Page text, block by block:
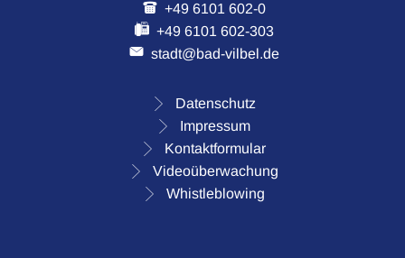
+49 6101 602-0
+49 6101 602-303
stadt@bad-vilbel.de
Datenschutz
Impressum
Kontaktformular
Videoüberwachung
Whistleblowing